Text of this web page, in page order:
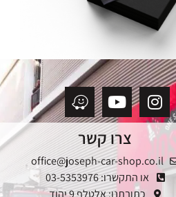
צרו קשר
office@joseph-car-shop.co.il
או התקשרו: 03-5353976
כתובתנו: אלטלף 9 יהוד